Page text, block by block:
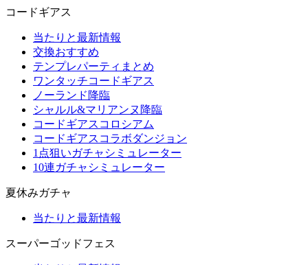
コードギアス
当たりと最新情報
交換おすすめ
テンプレパーティまとめ
ワンタッチコードギアス
ノーランド降臨
シャルル&マリアンヌ降臨
コードギアスコロシアム
コードギアスコラボダンジョン
1点狙いガチャシミュレーター
10連ガチャシミュレーター
夏休みガチャ
当たりと最新情報
スーパーゴッドフェス